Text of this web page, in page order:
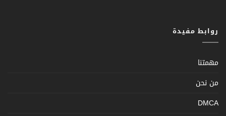
روابط مفيدة
مهمتنا
من نحن
DMCA